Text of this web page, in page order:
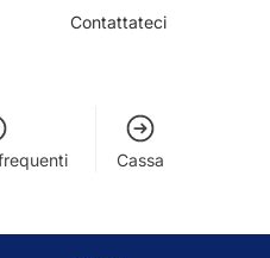
Contattateci
Cassa